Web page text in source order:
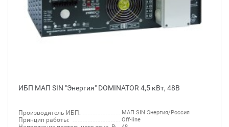
ИБП МАП SIN "Энергия" DOMINATOR 4,5 кВт, 48В
Производитель ИБП: МАП SIN Энергия/Россия
Принцип работы: Off-line